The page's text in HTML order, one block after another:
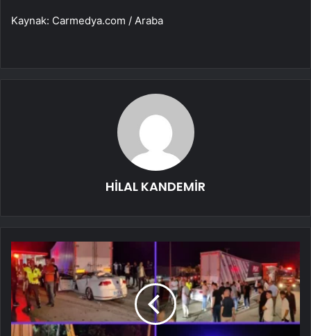
Kaynak: Carmedya.com / Araba
HİLAL KANDEMİR